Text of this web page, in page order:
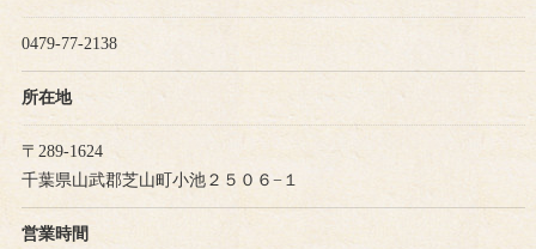
0479-77-2138
所在地
〒289-1624
千葉県山武郡芝山町小池２５０６−１
営業時間